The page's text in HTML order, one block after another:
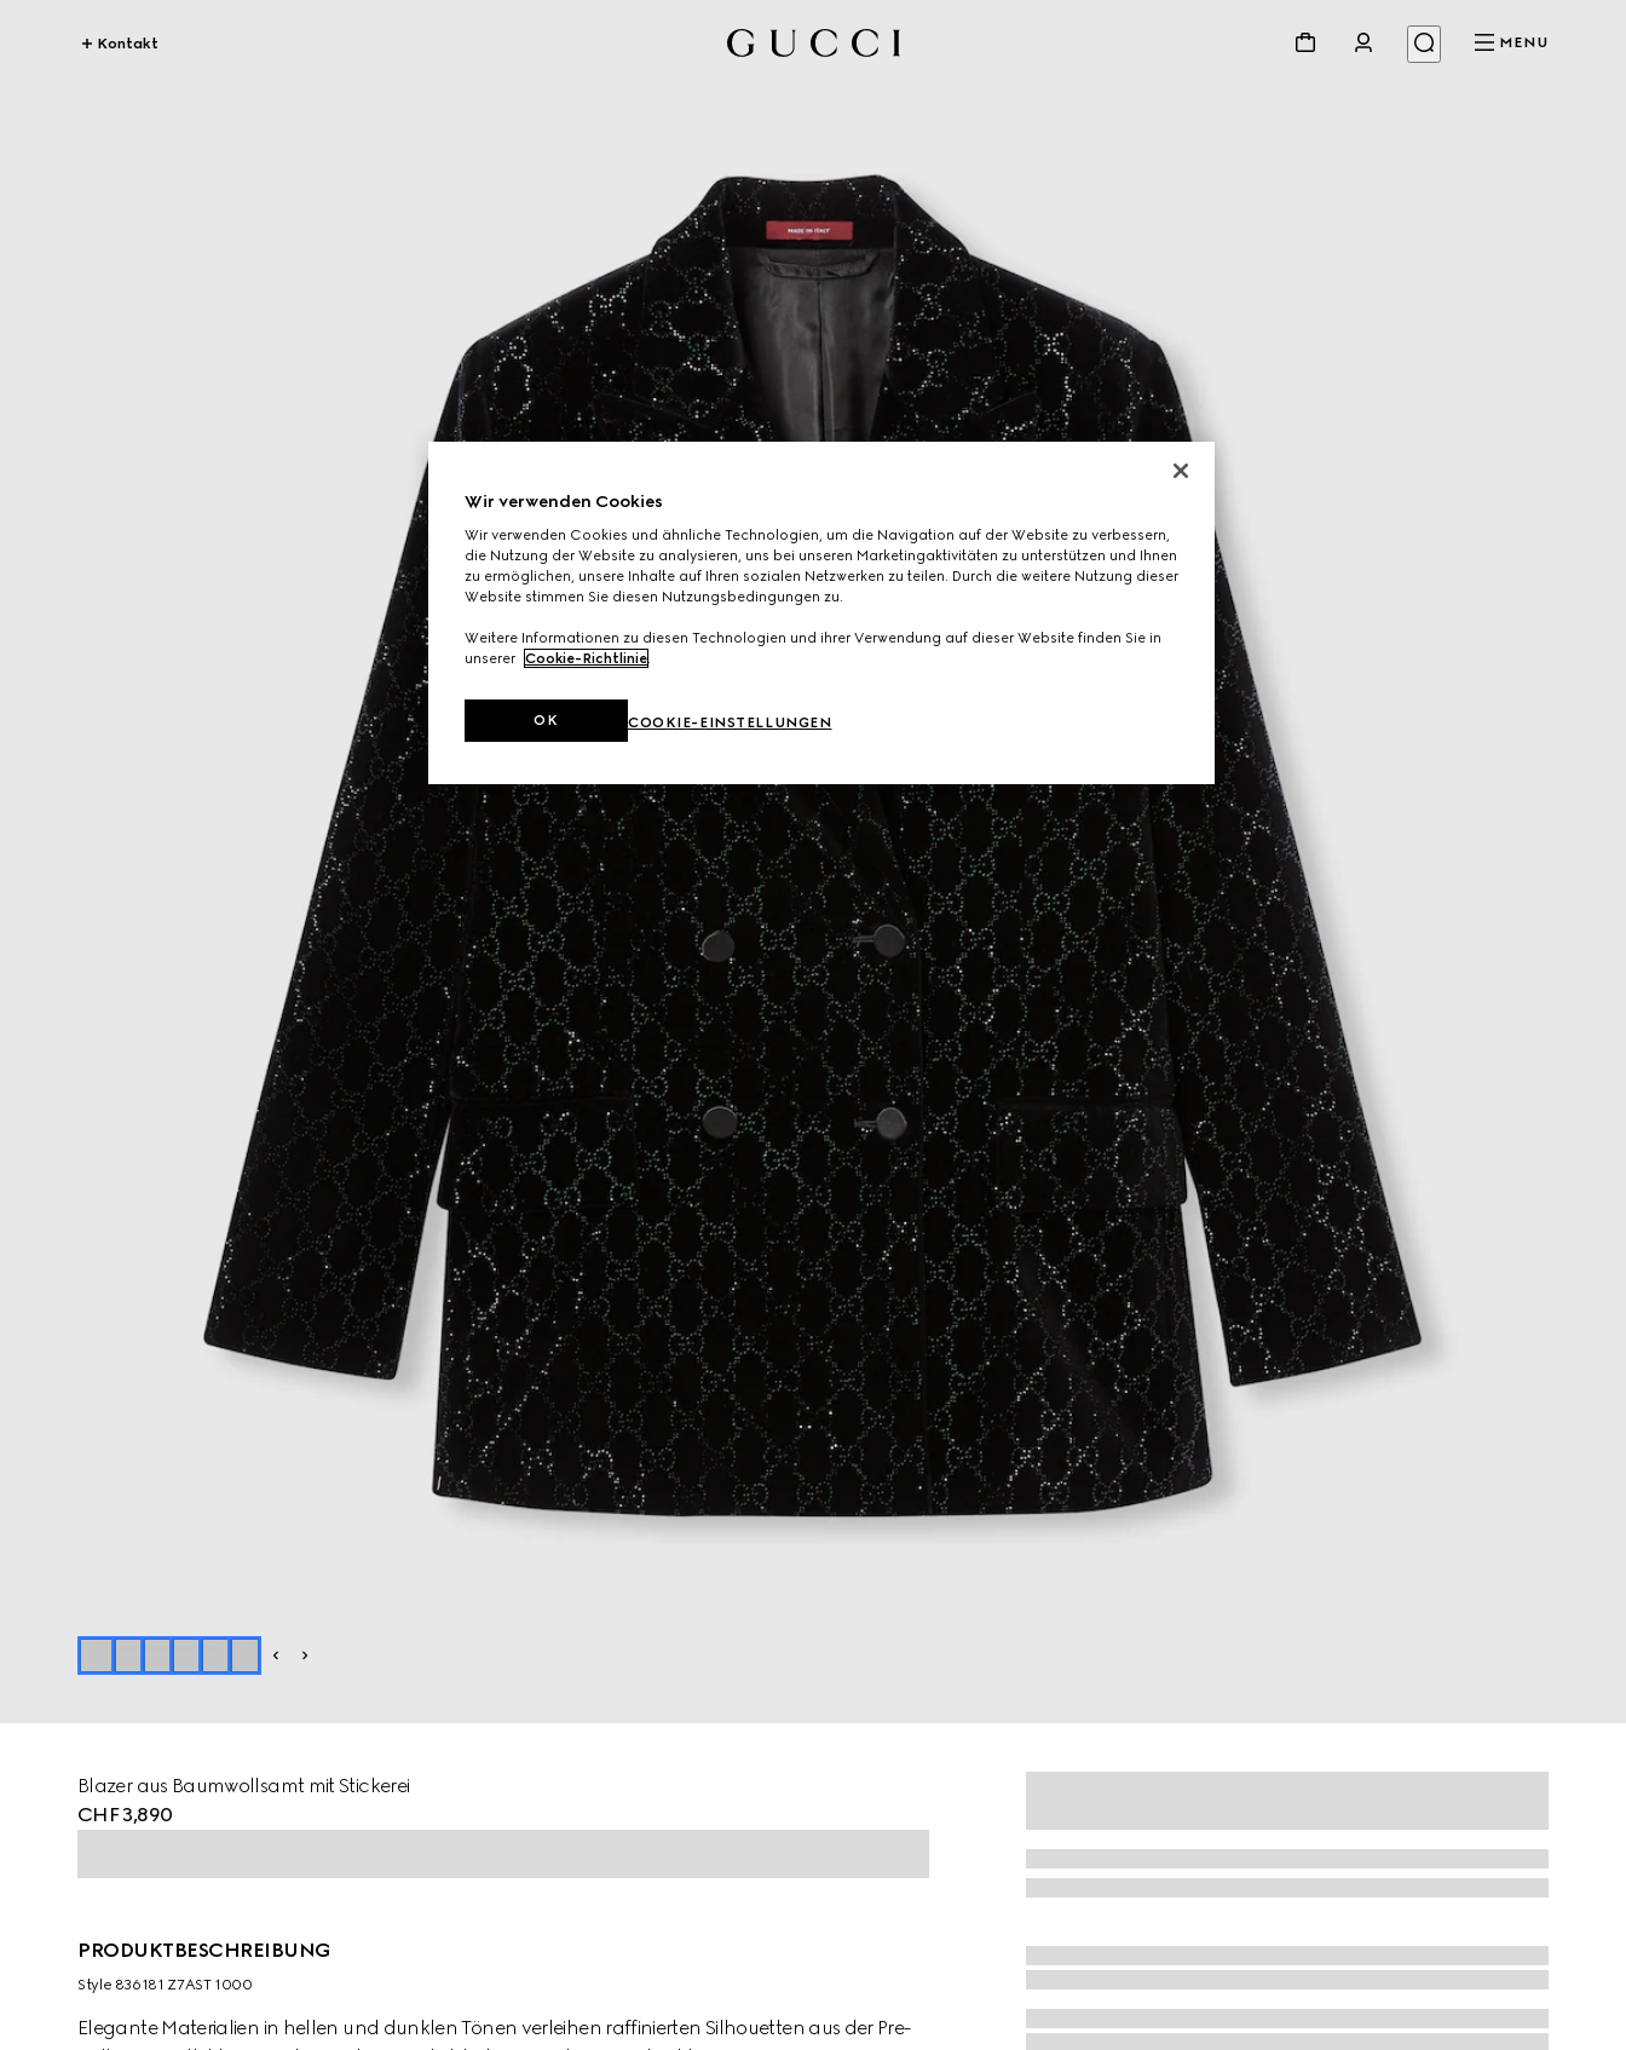
Kontakt MENU
Blazer aus Baumwollsamt mit Stickerei
CHF 3,890
PRODUKTBESCHREIBUNG
Style ‎836181 Z7AST 1000
Elegante Materialien in hellen und dunklen Tönen verleihen raffinierten Silhouetten aus der Pre-
Wir verwenden Cookies
Wir verwenden Cookies und ähnliche Technologien, um die Navigation auf der Website zu verbessern,
die Nutzung der Website zu analysieren, uns bei unseren Marketingaktivitäten zu unterstützen und Ihnen
zu ermöglichen, unsere Inhalte auf Ihren sozialen Netzwerken zu teilen. Durch die weitere Nutzung dieser
Website stimmen Sie diesen Nutzungsbedingungen zu.
Weitere Informationen zu diesen Technologien und ihrer Verwendung auf dieser Website finden Sie in
unserer Cookie-Richtlinie.
COOKIE-EINSTELLUNGEN
OK